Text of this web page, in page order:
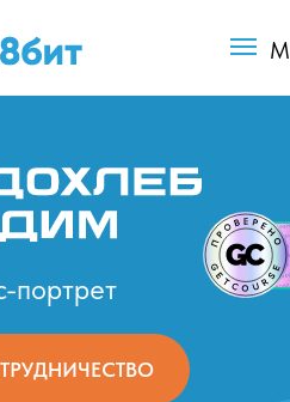
портрет